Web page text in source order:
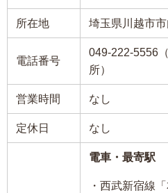
所在地 埼玉県川越市市
電話番号
049-222-5556
所）
営業時間 なし
定休日 なし
電車・最寄駅
・西武新宿線